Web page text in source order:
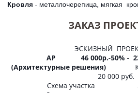
Кровля - металлочерепица, мягкая
ЗАКАЗ
ЭСКИЗНЫЙ
АР 46 000р.-50% - 23
(Архитектурные решения)
20 000 руб.
Схема участка 2